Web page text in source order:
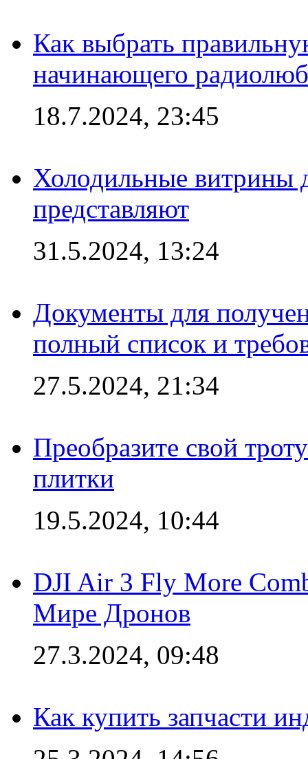
Как выбрать
начинающего
18.7.2024, 23:45
Холодильные витрины
представляют
31.5.2024, 13:24
Документы для
полный список и
27.5.2024, 21:34
Преобразите свой
плитки
19.5.2024, 10:44
DJI Air 3 Fly More
Мире Дронов
27.3.2024, 09:48
Как купить запчасти